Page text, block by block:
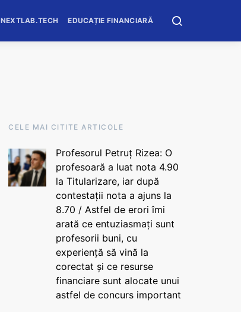
NEXTLAB.TECH EDUCAȚIE FINANCIARĂ
CELE MAI CITITE ARTICOLE
Profesorul Petruț Rizea: O
profesoară a luat nota 4.90
la Titularizare, iar după
contestații nota a ajuns la
8.70 / Astfel de erori îmi
arată ce entuziasmați sunt
profesorii buni, cu
experiență să vină la
corectat și ce resurse
financiare sunt alocate unui
astfel de concurs important